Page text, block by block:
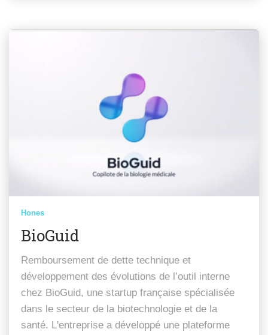
Hones
BioGuid
Remboursement de dette technique et
développement des évolutions de l’outil interne
chez BioGuid, une startup française spécialisée
dans le secteur de la biotechnologie et de la
santé. L'entreprise a développé une plateforme